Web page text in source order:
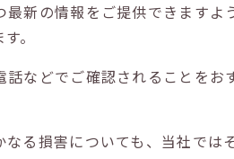
新の情報をご提供できます
。
などでご確認されることを
る損害についても、当社では